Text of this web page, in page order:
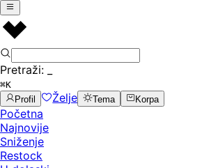
Pretraži:
⌘K
Profil
Želje Tema Korpa
Početna
Najnovije
Sniženje
Restock